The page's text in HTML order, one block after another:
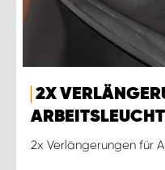
2X
2x Verlängerungen für